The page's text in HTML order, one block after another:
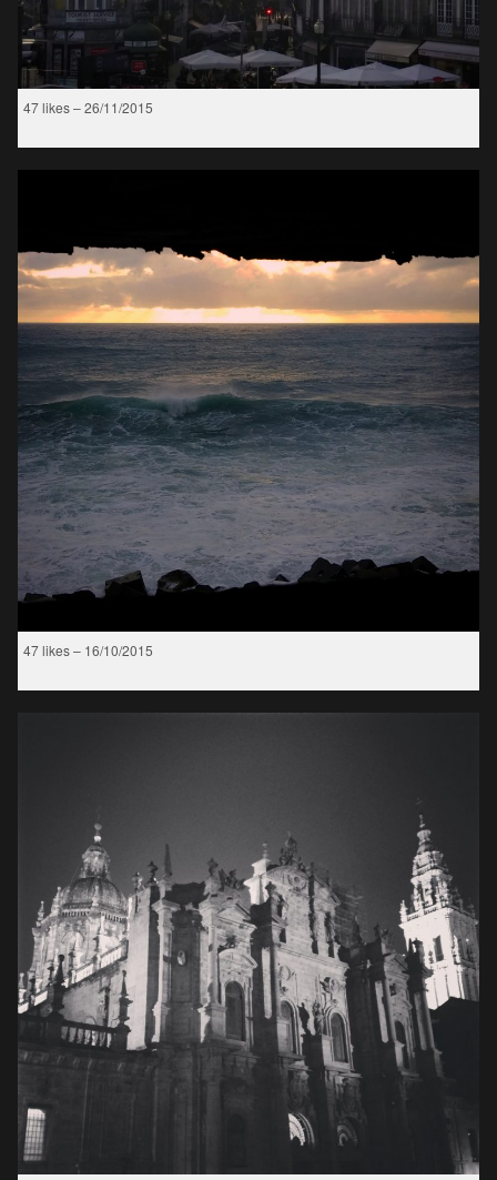
47 likes – 26/11/2015
47 likes – 16/10/2015